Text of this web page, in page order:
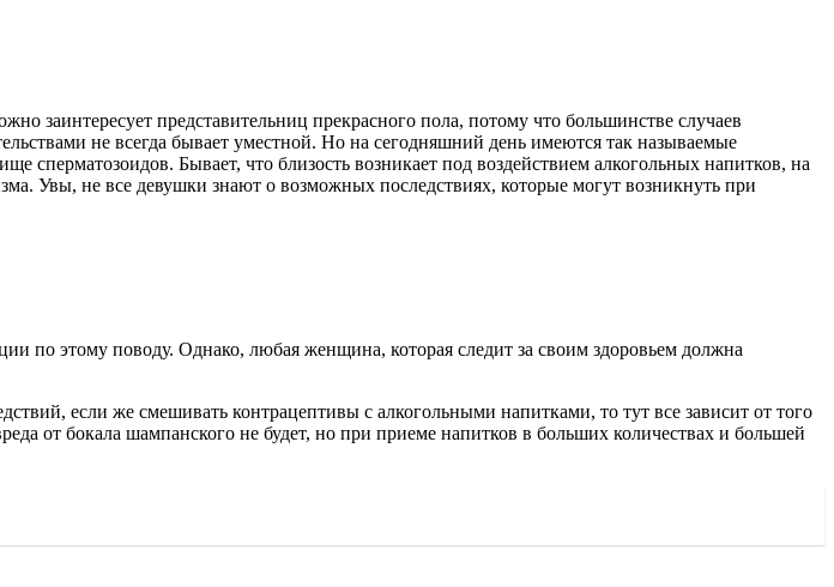
заинтересует представительниц прекрасного пола, потому что большинстве случаев
не всегда бывает уместной. Но на сегодняшний день имеются так называемые
сперматозоидов. Бывает, что близость возникает под воздействием алкогольных напитков, на
Увы, не все девушки знают о возможных последствиях, которые могут возникнуть при
по этому поводу. Однако, любая женщина, которая следит за своим здоровьем должна
если же смешивать контрацептивы с алкогольными напитками, то тут все зависит от того
от бокала шампанского не будет, но при приеме напитков в больших количествах и большей